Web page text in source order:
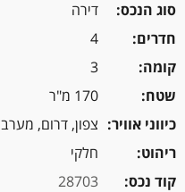
סוג הנכס
דירה
חדרים
4
קומה
3
שטח
170 מ"ר
כיווני אוויר
צפון, דרום, מערב
ריהוט
חלקי
קוד נכס
28703